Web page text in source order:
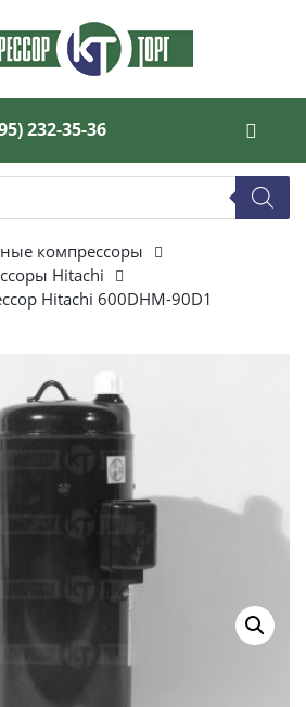
232-35-36
компрессоры
Hitachi
Hitachi 600DHM-90D1